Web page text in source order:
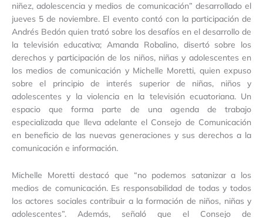
niñez, adolescencia y medios de comunicación” desarrollado el
jueves 5 de noviembre. El evento contó con la participación de
Andrés Bedón quien trató sobre los desafíos en el desarrollo de
la televisión educativa; Amanda Robalino, disertó sobre los
derechos y participación de los niños, niñas y adolescentes en
los medios de comunicación y Michelle Moretti, quien expuso
sobre el principio de interés superior de niñas, niños y
adolescentes y la violencia en la televisión ecuatoriana. Un
espacio que forma parte de una agenda de trabajo
especializada que lleva adelante el Consejo de Comunicación
en beneficio de las nuevas generaciones y sus derechos a la
comunicación e información.
Michelle Moretti destacó que “no podemos satanizar a los
medios de comunicación. Es responsabilidad de todas y todos
los actores sociales contribuir a la formación de niños, niñas y
adolescentes”. Además, señaló que el Consejo de